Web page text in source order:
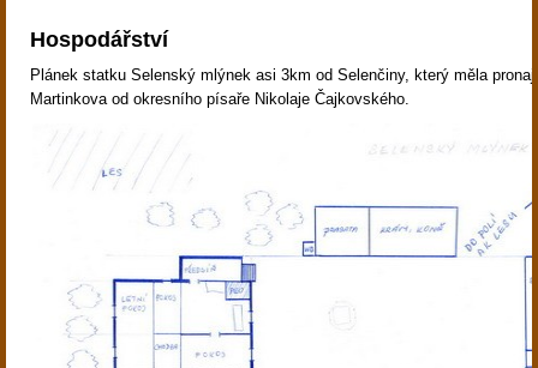
Hospodářství
Plánek statku Selenský mlýnek asi 3km od Selenčiny, který měla
Martinkova od okresního písaře Nikolaje Čajkovského.